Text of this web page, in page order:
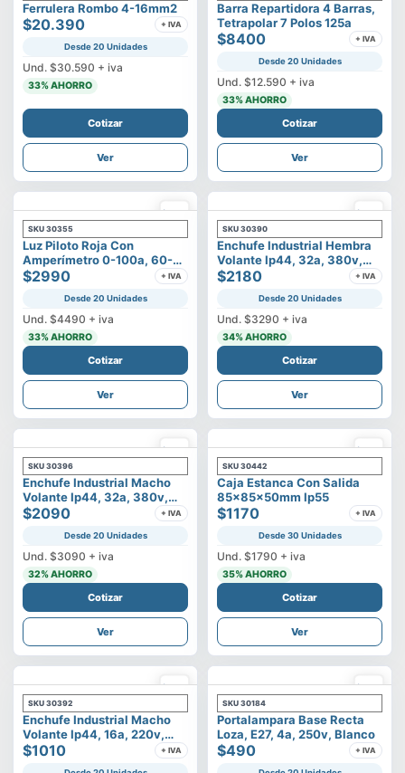
Ferrulera Rombo 4-16mm2
$20.390 + IVA
Desde 20 Unidades
Und. $30.590 + iva
33% AHORRO
Cotizar
Ver
Barra Repartidora 4 Barras,
Tetrapolar 7 Polos 125a
$8400 + IVA
Desde 20 Unidades
Und. $12.590 + iva
33% AHORRO
Cotizar
Ver
SKU 30355
Luz Piloto Roja Con
Amperímetro 0-100a, 60-
500v
$2990 + IVA
Desde 20 Unidades
Und. $4490 + iva
33% AHORRO
Cotizar
Ver
SKU 30390
Enchufe Industrial Hembra
Volante Ip44, 32a, 380v,
3p+t
$2180 + IVA
Desde 20 Unidades
Und. $3290 + iva
34% AHORRO
Cotizar
Ver
SKU 30396
Enchufe Industrial Macho
Volante Ip44, 32a, 380v,
3p+t
$2090 + IVA
Desde 20 Unidades
Und. $3090 + iva
32% AHORRO
Cotizar
Ver
SKU 30442
Caja Estanca Con Salida
85x85x50mm Ip55
$1170 + IVA
Desde 30 Unidades
Und. $1790 + iva
35% AHORRO
Cotizar
Ver
SKU 30392
Enchufe Industrial Macho
Volante Ip44, 16a, 220v,
2p+t
$1010 + IVA
SKU 30184
Portalampara Base Recta
Loza, E27, 4a, 250v, Blanco
$490 + IVA